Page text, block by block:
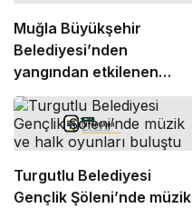
Muğla Büyükşehir
Belediyesi’nden
yangından etkilenen
Seydikemerli
üreticilere destek
Turgutlu Belediyesi
Gençlik Şöleni’nde müzik